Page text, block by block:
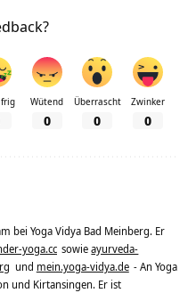
Wütend
0
Überrascht
0
Zwinker
0
bei Yoga Vidya Bad Meinberg. Er
yoga.cc sowieayurveda-
und mein.yoga-vidya.de - An Yoga
und Kirtansingen. Er ist